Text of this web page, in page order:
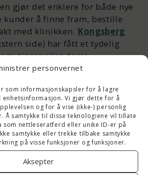
personvernet
som informasjonskapsler for å lagre
Vi gjør dette for å
og for å vise (ikke-) personlig
Å samtykke til disse teknologiene vil tillate
som nettleseratferd eller unike ID-er på
samtykke eller trekke tilbake samtykke
på visse funksjoner og funksjoner.
Aksepter
gjør det enklere for både nye
kunder å finne fram, bestille
med klinikken. Kongsberg
side) har fått et tydelig
gjenspeiler deres
og genuine omsorg
enkel å vedlikeholde og
godt verktøy i hverdagen.